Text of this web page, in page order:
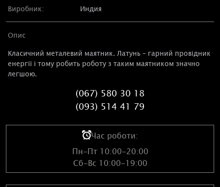
Виробник: Индия
Опис
Класичний металевий маятник. Латунь – гарний провідник
енергії і тому робить роботу з таким маятником значно
легшою.
(067) 580 30 18
(093) 514 41 79
Час роботи:
Пн-Пт 10:00-20:00
Сб-Вс 10:00-19:00